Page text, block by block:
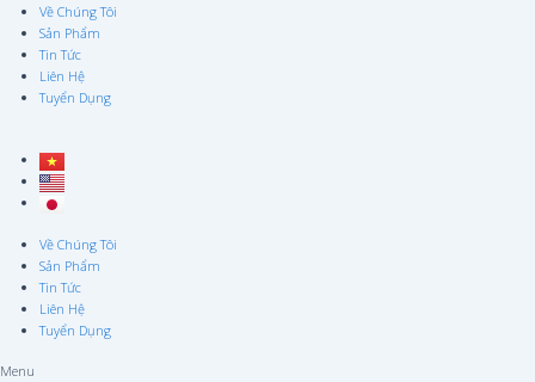
Về Chúng Tôi
Sản Phẩm
Tin Tức
Liên Hệ
Tuyển Dụng
Về Chúng Tôi
Sản Phẩm
Tin Tức
Liên Hệ
Tuyển Dụng
Menu